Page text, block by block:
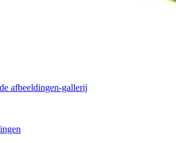
afbeeldingen-gallerij